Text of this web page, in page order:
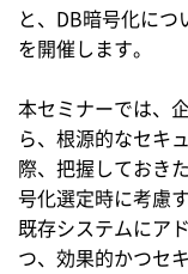
と、DB暗号化につ
を開催します。
本セミナーでは、
ら、根源的なセキ
際、把握しておき
号化選定時に考慮
既存システムにア
つ、効果的かつセ